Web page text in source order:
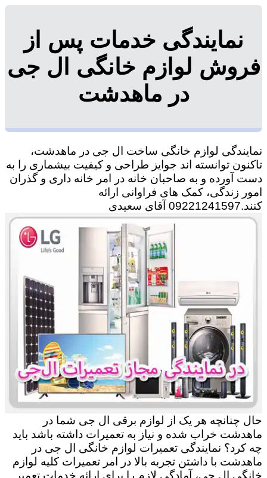
نمایندگی خدمات پس از
فروش لوازم خانگی ال جی
در ماهدشت
نمایندگی لوازم خانگی ساخت ال جی در ماهدشت،
تاکنون توانسته اند جوایز طراحی و کیفیت بیشماری را به
دست آورده و به صاحبان خانه در امر خانه داری و گذران
امور زندگی، کمک های فراوانی ارائه
کنند.09221241597 آقای سعیدی
حال چنانچه هر یک از لوازم برقی ال جی شما در
ماهدشت خراب شده و نیاز به تعمیرات داشته باشد باید
چه کرد؟ نمایندگی تعمیرات لوازم خانگی ال جی در
ماهدشت با داشتن تجربه بالا در امر تعمیرات کلیه لوازم
خانگی ال جی، آمادگی لازم را برای ارائه خدمات تعمیر